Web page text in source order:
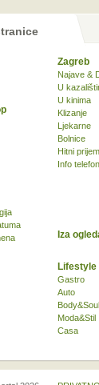
Zagreb
Najave &
U
U kinima
Klizanje
Ljekarne
Bolnice
Hitni prijem
Info
Lifestyle
Gastro
Auto
Body&Soul
Moda&Stil
Casa
Iza